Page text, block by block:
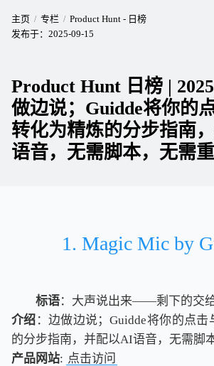
主页 专栏
Product Hunt - 日榜
发布于： 2025-09-15
Product Hunt 日榜 |
做边说；Guidde将你的
转化为精炼的分步指南
语音，无需脚本，无需重
1. Magic Mic by
标语：大声说出来——剩下的交给
介绍 ：边做边说；Guidde将你的点
的分步指南，并配以AI语音，无需脚
产品网站: 点击访问